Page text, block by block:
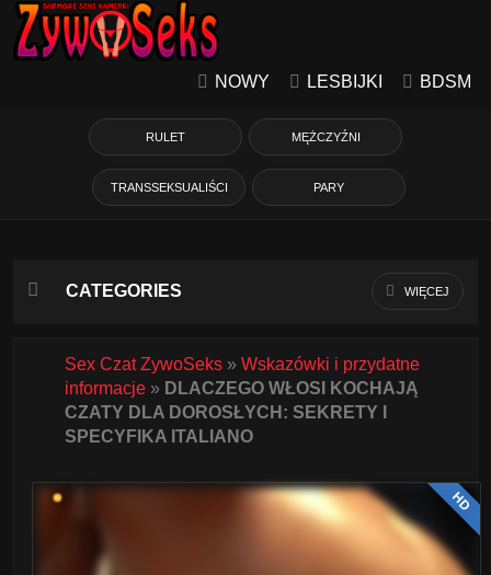
NOWY LESBIJKI BDSM
RULET MĘŻCZYŹNI
TRANSSEKSUALIŚCI PARY
CATEGORIES WIĘCEJ
Azjatycka
Babcie
Blondynki
Brunetki
Sex Czat ZywoSeks » Wskazówki i przydatne
informacje » DLACZEGO WŁOSI KOCHAJĄ
CZATY DLA DOROSŁYCH: SEKRETY I
SPECYFIKA ITALIANO
HD